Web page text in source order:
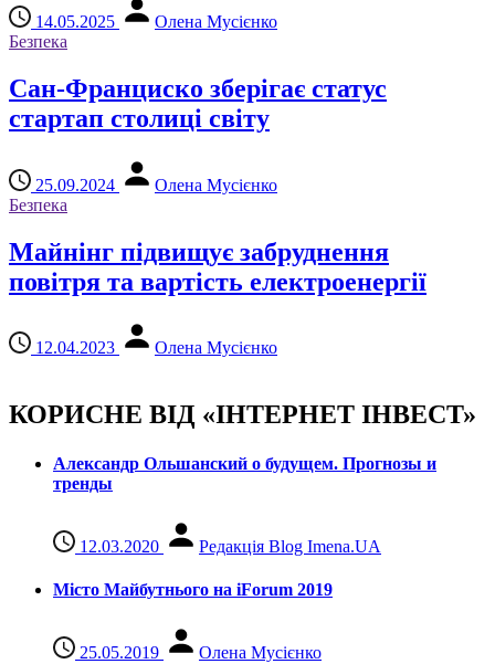
14.05.2025
Олена Мусієнко
Безпека
Сан-Франциско зберігає статус
стартап столиці світу
25.09.2024
Олена Мусієнко
Безпека
Майнінг підвищує забруднення
повітря та вартість електроенергії
12.04.2023 Олена Мусієнко
КОРИСНЕ ВІД «ІНТЕРНЕТ ІНВЕСТ»
Александр Ольшанский о будущем. Прогнозы и
тренды
12.03.2020 Редакція Blog Imena.UA
Місто Майбутнього на iForum 2019
25.05.2019 Олена Мусієнко